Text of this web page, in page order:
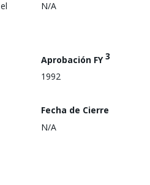
N/A
Aprobación FY3
1992
Fecha de Cierre
N/A